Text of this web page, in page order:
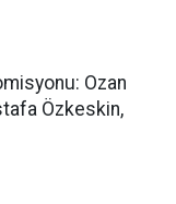
Ozan
Özkeskin,